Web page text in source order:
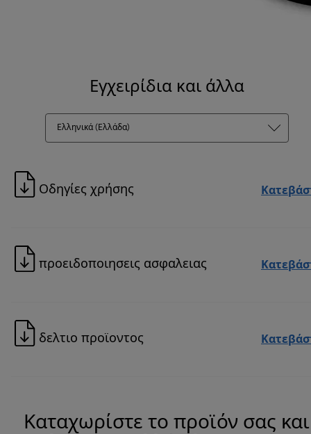
Εγχειρίδια και άλλα
Ελληνικά (Ελλάδα)
Οδηγίες χρήσης
προειδοποιησεις ασφαλειας
δελτιο προϊοντος
Καταχωρίστε το προϊόν σας και